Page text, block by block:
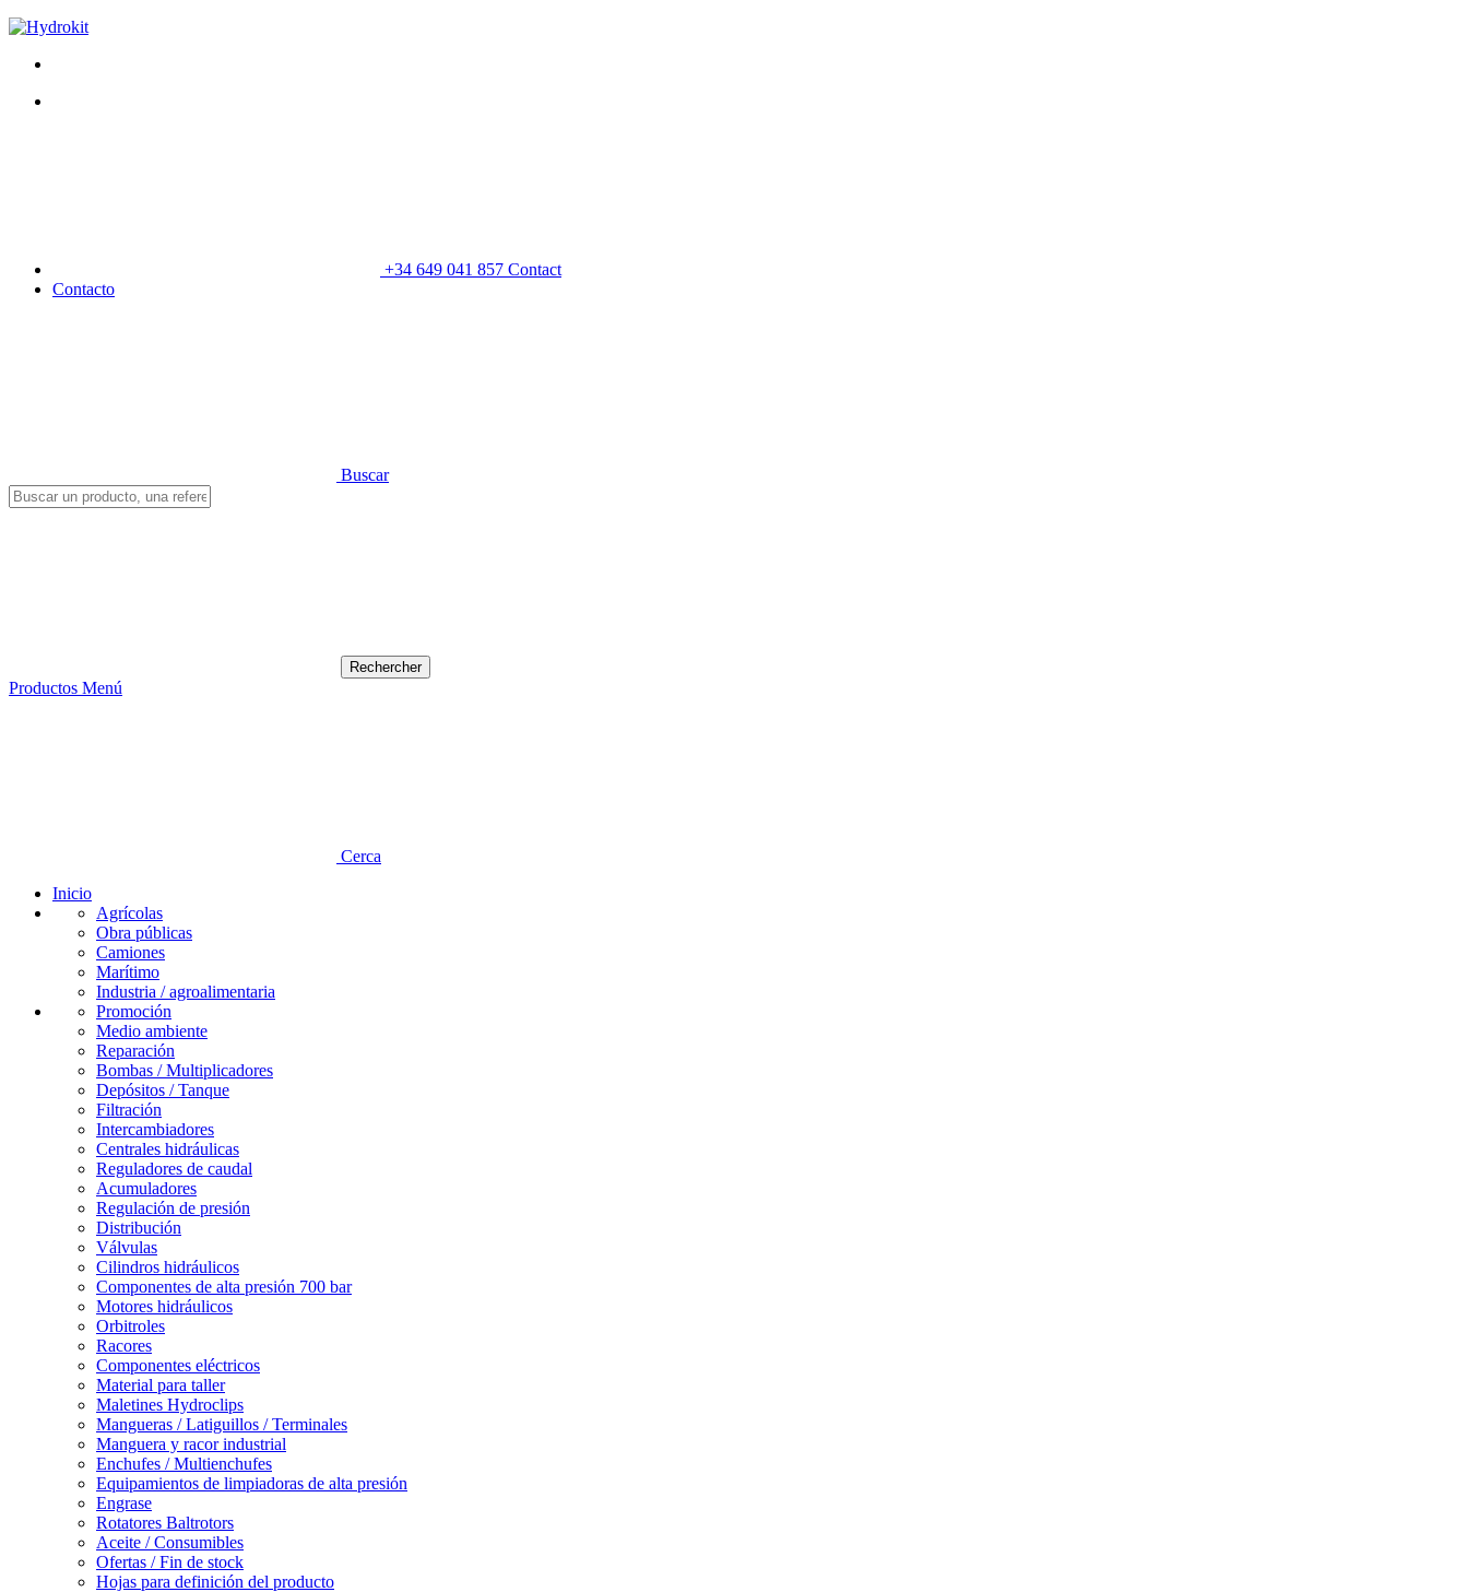
+34 649 041 857 Contact
Contacto
Buscar
Productos Menú
Cerca
Inicio
Agrícolas
Obra públicas
Camiones
Marítimo
Industria / agroalimentaria
Promoción
Medio ambiente
Reparación
Bombas / Multiplicadores
Depósitos / Tanque
Filtración
Intercambiadores
Centrales hidráulicas
Reguladores de caudal
Acumuladores
Regulación de presión
Distribución
Válvulas
Cilindros hidráulicos
Componentes de alta presión 700 bar
Motores hidráulicos
Orbitroles
Racores
Componentes eléctricos
Material para taller
Maletines Hydroclips
Mangueras / Latiguillos / Terminales
Manguera y racor industrial
Enchufes / Multienchufes
Equipamientos de limpiadoras de alta presión
Engrase
Rotatores Baltrotors
Aceite / Consumibles
Ofertas / Fin de stock
Hojas para definición del producto